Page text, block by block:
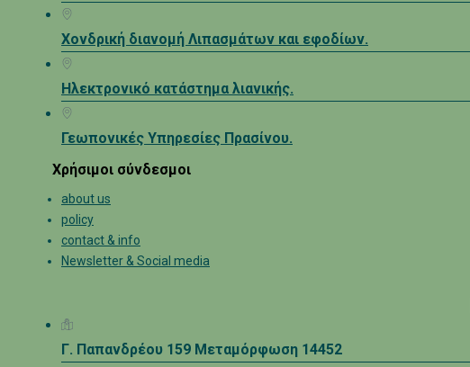
Χονδρική διανομή Λιπασμάτων και εφοδίων.
Ηλεκτρονικό κατάστημα λιανικής.
Γεωπονικές Υπηρεσίες Πρασίνου.
Χρήσιμοι σύνδεσμοι
about us
policy
contact & info
Newsletter & Social media
Γ. Παπανδρέου 159 Μεταμόρφωση 14452